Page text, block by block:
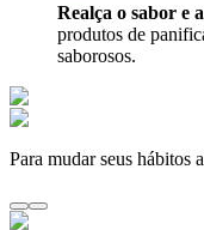
Realça o sabor e
produtos de
saborosos.
Para mudar seus hábitos